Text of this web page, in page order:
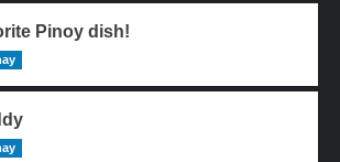
Pinoy dish!